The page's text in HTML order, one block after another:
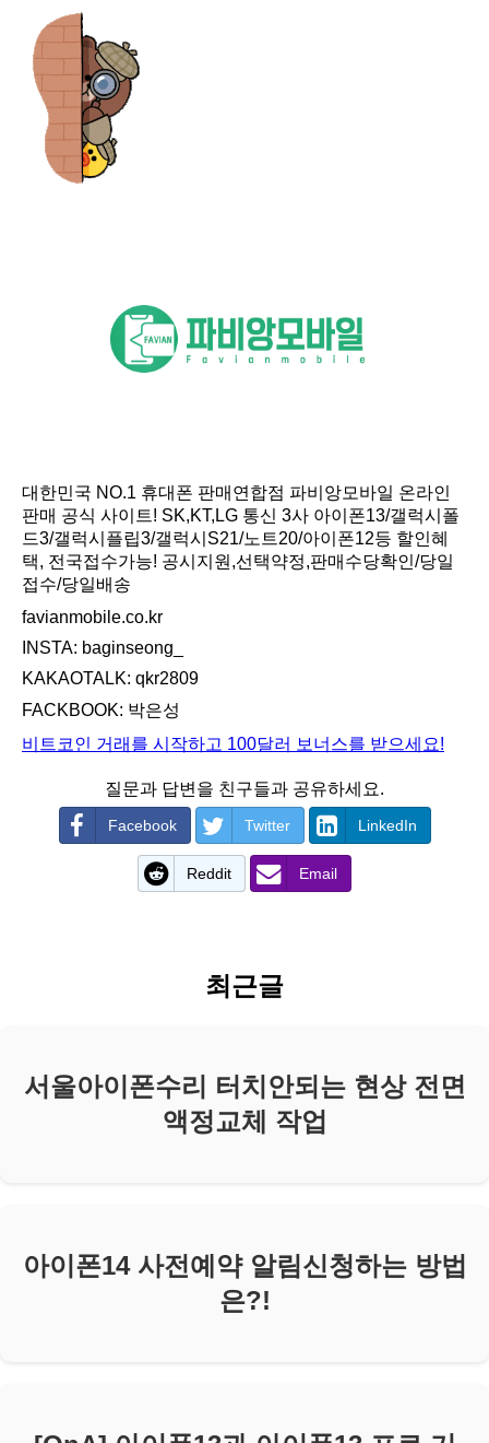
대한민국 NO.1 휴대폰 판매연합점 파비앙모바일 온라인
판매 공식 사이트! SK,KT,LG 통신 3사 아이폰13/갤럭시폴
드3/갤럭시플립3/갤럭시S21/노트20/아이폰12등 할인혜
택, 전국접수가능! 공시지원,선택약정,판매수당확인/당일
접수/당일배송
favianmobile.co.kr
INSTA: baginseong_
KAKAOTALK: qkr2809
FACKBOOK: 박은성
비트코인 거래를 시작하고 100달러 보너스를 받으세요!
질문과 답변을 친구들과 공유하세요.
Facebook Twitter LinkedIn
Reddit Email
최근글
서울아이폰수리 터치안되는 현상 전면
액정교체 작업
아이폰14 사전예약 알림신청하는 방법
은?!